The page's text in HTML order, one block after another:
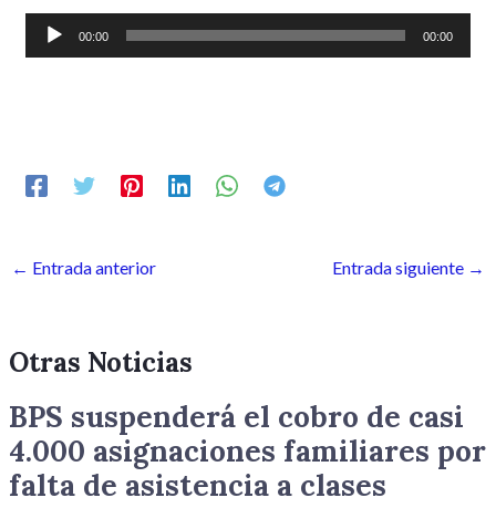
Reproductor
00:00 00:00
← Entrada anterior Entrada siguiente →
Otras Noticias
BPS suspenderá el cobro de casi
4.000 asignaciones familiares por
falta de asistencia a clases